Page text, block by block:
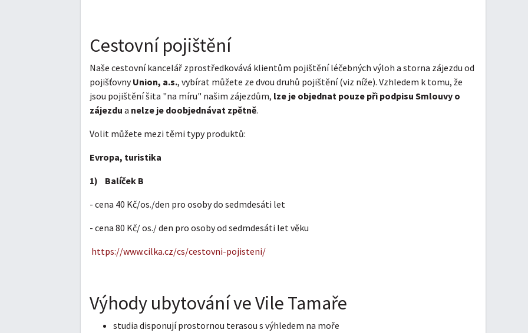
Cestovní pojištění
Naše cestovní kancelář zprostředkovává klientům pojištění léčebných výloh a storna zájezdu od
pojišťovnyUnion, a.s., vybírat můžete ze dvou druhů pojištění (viz níže). Vzhledem k tomu, že
jsou pojištění šita "na míru" našim zájezdům, lze je objednat pouze při podpisu Smlouvy o
zájezdu a nelze je doobjednávat zpětně.
Volit můžete mezi těmi typy produktů:
Evropa, turistika
1) Balíček B
- cena 40 Kč/os./den pro osoby do sedmdesáti let
- cena 80 Kč/ os./ den pro osoby od sedmdesáti let věku
https://www.cilka.cz/cs/cestovni-pojisteni/
Výhody ubytování ve Vile Tamaře
studia disponují prostornou terasou s výhledem na moře